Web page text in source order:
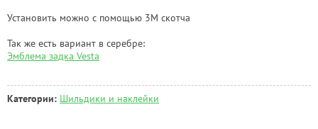
Установить можно с помощью 3М скотча
Так же есть вариант в серебре:
Эмблема задка Vesta
Категории: Шильдики и наклейки